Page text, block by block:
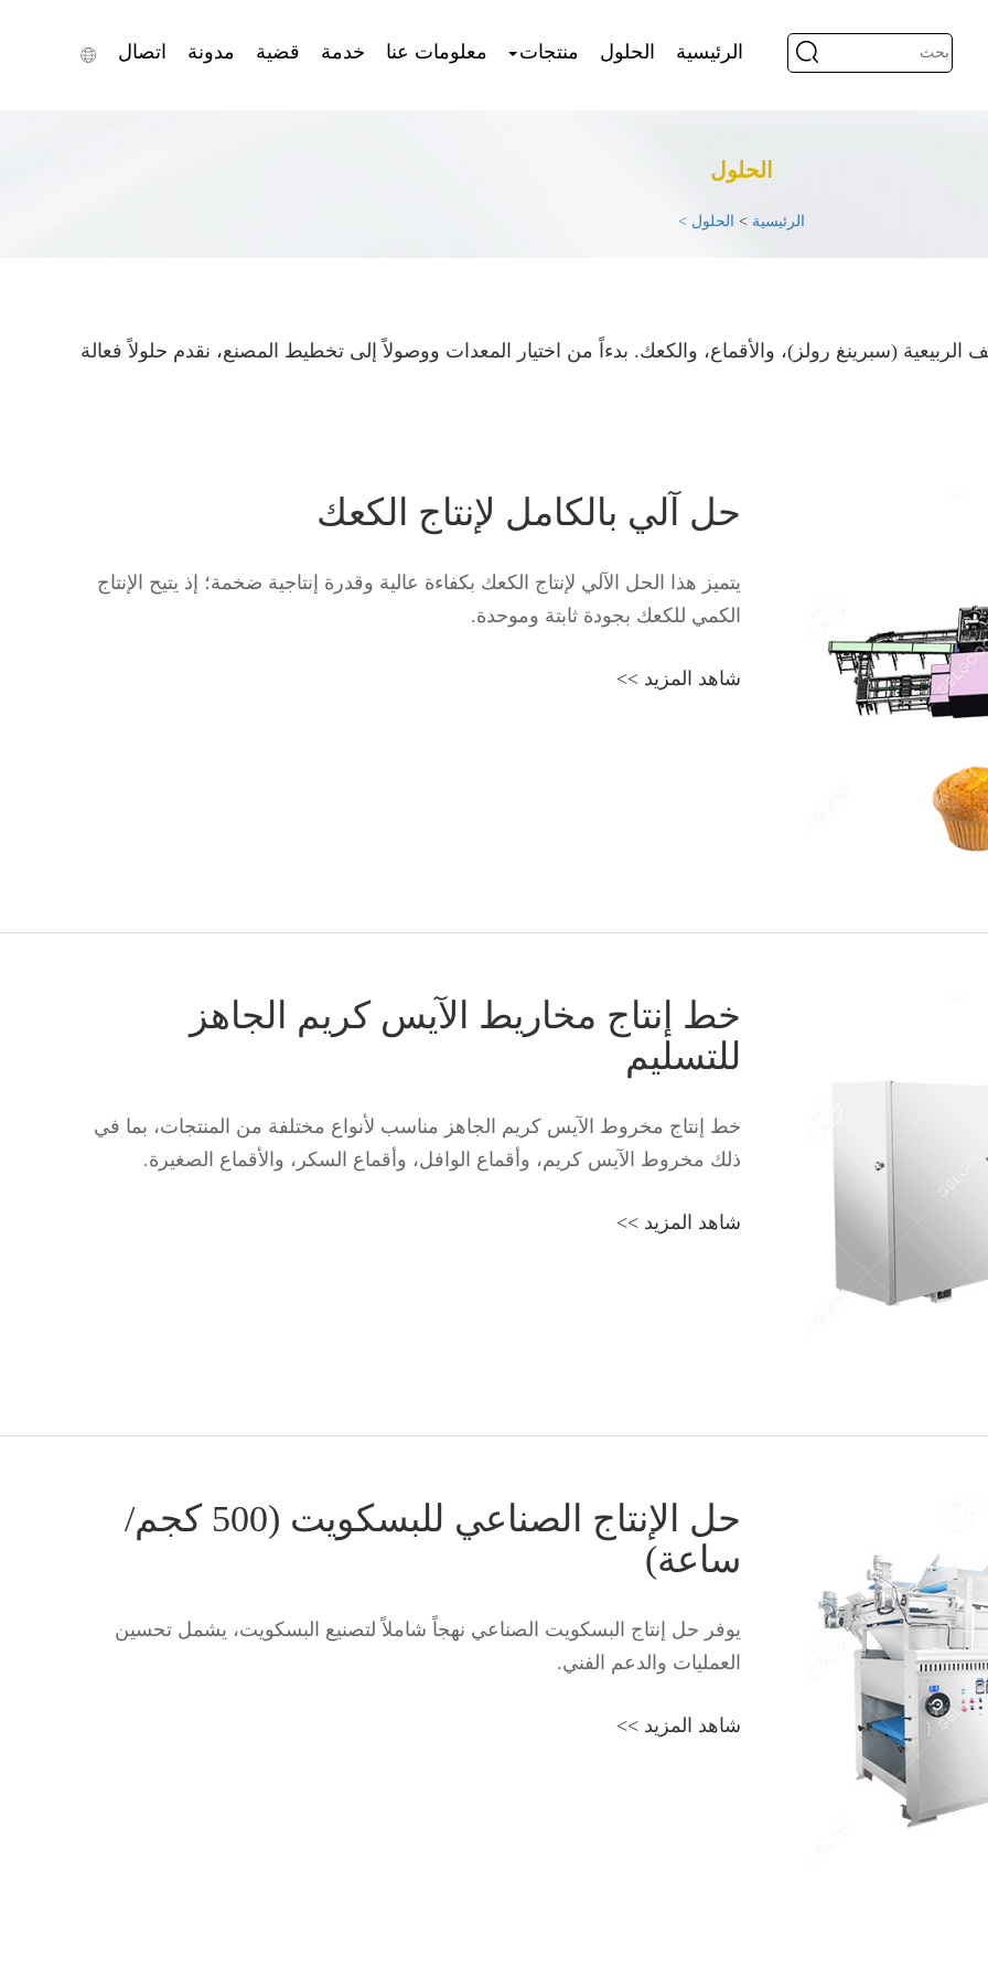
الرئيسية الحلول منتجات معلومات عنا خدمة قضية مدونة اتصال
الحلول
الرئيسية > الحلول >
(سبرينغ رولز)، والأقماع، والكعك. بدءاً من اختيار المعدات ووصولاً إلى تخطيط المصنع، نقدم حلولاً فعالة
حل آلي بالكامل لإنتاج الكعك
يتميز هذا الحل الآلي لإنتاج الكعك بكفاءة عالية وقدرة إنتاجية ضخمة؛ إذ يتيح الإنتاج
الكمي للكعك بجودة ثابتة وموحدة.
شاهد المزيد >>
خط إنتاج مخاريط الآيس كريم الجاهز
للتسليم
خط إنتاج مخروط الآيس كريم الجاهز مناسب لأنواع مختلفة من المنتجات، بما في
ذلك مخروط الآيس كريم، وأقماع الوافل، وأقماع السكر، والأقماع الصغيرة.
شاهد المزيد >>
حل الإنتاج الصناعي للبسكويت (500 كجم/
ساعة)
يوفر حل إنتاج البسكويت الصناعي نهجاً شاملاً لتصنيع البسكويت، يشمل تحسين
العمليات والدعم الفني.
شاهد المزيد >>